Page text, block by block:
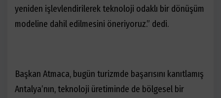
yeniden işlevlendirilerek teknoloji odaklı bir dönüşüm
modeline dahil edilmesini öneriyoruz.” dedi.
Başkan Atmaca, bugün turizmde başarısını kanıtlamış
Antalya’nın, teknoloji üretiminde de bölgesel bir